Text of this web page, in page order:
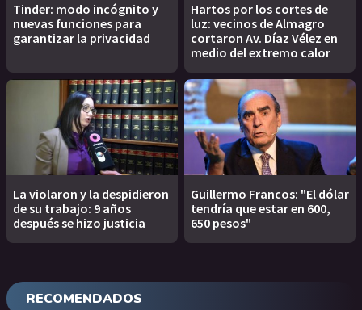
Tinder: modo incógnito y
nuevas funciones para
garantizar la privacidad
Hartos por los cortes de
luz: vecinos de Almagro
cortaron Av. Díaz Vélez en
medio del extremo calor
La violaron y la despidieron
de su trabajo: 9 años
después se hizo justicia
Guillermo Francos: "El dólar
tendría que estar en 600,
650 pesos"
RECOMENDADOS